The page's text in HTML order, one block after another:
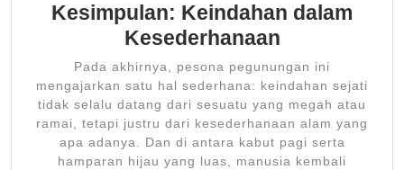
Kesimpulan: Keindahan dalam
Kesederhanaan
Pada akhirnya, pesona pegunungan ini
mengajarkan satu hal sederhana: keindahan sejati
tidak selalu datang dari sesuatu yang megah atau
ramai, tetapi justru dari kesederhanaan alam yang
apa adanya. Dan di antara kabut pagi serta
hamparan hijau yang luas, manusia kembali